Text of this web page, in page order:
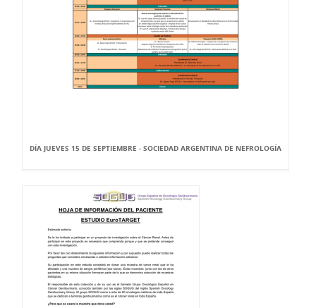
DÍA JUEVES 15 DE SEPTIEMBRE - SOCIEDAD ARGENTINA DE NEFROLOGÍA